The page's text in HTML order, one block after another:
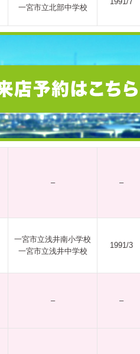
一宮市立北部中学校
– –
一宮市立浅井南小学校
一宮市立浅井中学校
1991/3
– –